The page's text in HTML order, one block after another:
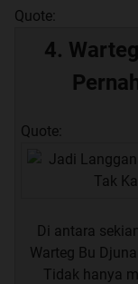
Quote:
4.
Quote:
Di antara
Warteg Bu
Tidak hanya